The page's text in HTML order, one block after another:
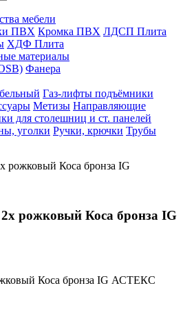
мебели
ПВХ Кромка ПВХ ЛДСП Плита
ХДФ Плита
материалы
Фанера
Газ-лифты подъёмники
Метизы Направляющие
для столешниц и ст. панелей
уголки Ручки, крючки Трубы
рожковый Коса бронза IG
Коса бронза IG АСТЕКС